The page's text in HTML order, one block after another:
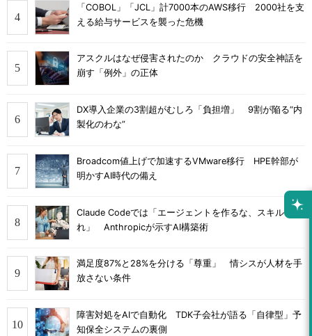
「COBOL」「JCL」計7000本のAWS移行 2000社を支
える給与サービスを襲った危機
アスクルはなぜ侵害されたのか クラウドの安全神話を
崩す「例外」の正体
DX導入企業の3割超がむしろ「負担増」 9割が陥る“内
製化のわな”
Broadcom値上げで加速するVMware移行 HPE幹部が
明かすAI時代の備え
Claude Codeでは「エージェントを作るな、スキルを作
れ」 Anthropicが示すAI構築術
満足度87%と28%を分ける「尊重」 情シスが人材を手
放さない条件
障害対処をAIで自動化 TDK子会社が語る「自律型」予
知保全システムの裏側